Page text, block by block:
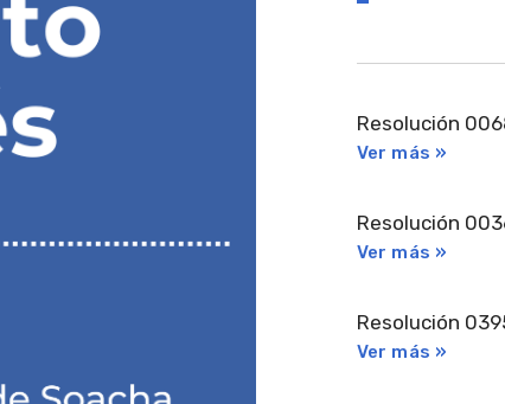
Resolución
Ver más »
Resolución
Ver más »
Resolución
Ver más »